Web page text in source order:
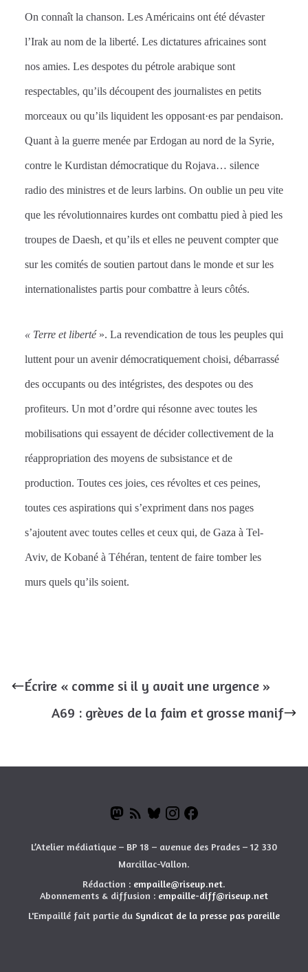
On connaît la chanson. Les Américains ont été dévaster
l’Irak au nom de la liberté. Les dictatures africaines sont
nos amies. Les despotes du pétrole arabique sont
respectables, qu’ils découpent des journalistes en petits
morceaux ou qu’ils liquident les opposant·es par pendaison.
Quant à la guerre menée par Erdogan au nord de la Syrie,
contre le Kurdistan démocratique du Rojava… silence
radio des ministres et de leurs larbins. On oublie un peu vite
que les révolutionnaires kurdes ont combattu pied à pied les
troupes de Daesh, et qu’ils et elles ne peuvent compter que
sur les comités de soutien partout dans le monde et sur les
internationalistes partis pour combattre à leurs côtés.
« Terre et liberté». La revendication de tous les peuples qui
luttent pour un avenir démocratiquement choisi, débarrassé
des occupants ou des intégristes, des despotes ou des
profiteurs. Un mot d’ordre qui résonne avec toutes les
mobilisations qui essayent de décider collectivement de la
réappropriation des moyens de subsistance et de
production. Toutes ces joies, ces révoltes et ces peines,
toutes ces aspirations qui s’expriment dans nos pages
s’ajoutent avec toutes celles et ceux qui, de Gaza à Tel-
Aviv, de Kobané à Téhéran, tentent de faire tomber les
murs quels qu’ils soient.
Écrire « comme si il y avait une urgence »
A69 : grèves de la faim et grosse manif
L’Atelier médiatique – BP 18 – avenue des Prades – 12 330
Marcillac-Vallon.
Rédaction : empaille@riseup.net.
Abonnements & diffusion : empaille-diff@riseup.net
L'Empaillé fait partie du Syndicat de la presse pas pareille